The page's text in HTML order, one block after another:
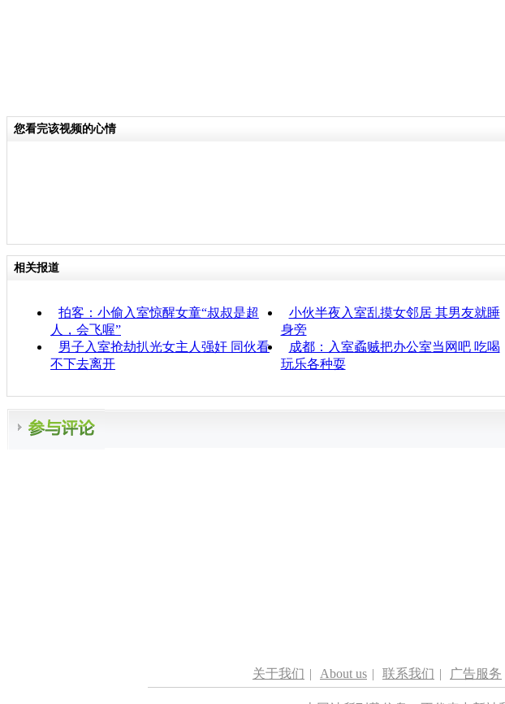
您看完该视频的心情
相关报道
拍客：小偷入室惊醒女童“叔叔是超
人，会飞喔”
小伙半夜入室乱摸女邻居 其男友就睡
身旁
男子入室抢劫扒光女主人强奸 同伙看
不下去离开
成都：入室蟊贼把办公室当网吧 吃喝
玩乐各种耍
关于我们 | About us | 联系我们 | 广告服务